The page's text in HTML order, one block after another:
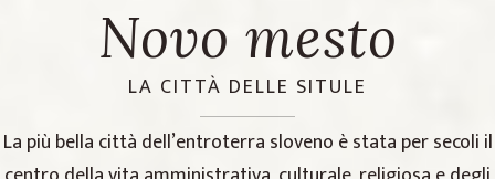
Novo mesto
LA CITTÀ DELLE SITULE
La più bella città dell’entroterra sloveno è stata per secoli il